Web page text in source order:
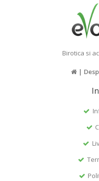
Birotica si
|